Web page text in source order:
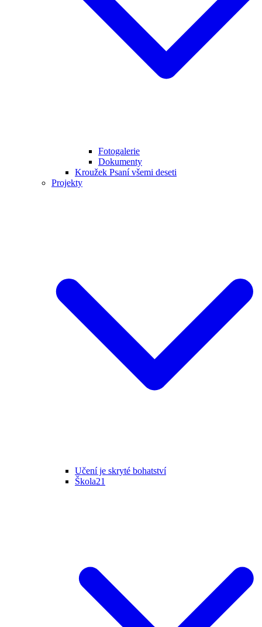
Fotogalerie
Dokumenty
Kroužek Psaní všemi deseti
Projekty
Učení je skryté bohatství
Škola21